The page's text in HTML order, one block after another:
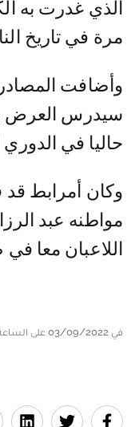
الذي غدرت به
مرة في تاريخ
وأضافت
سيدرس العرض
حاليا في الدوري
وكان أمرابط
مواطنه عبد
اللاعبان معا
في 03/09/2022 على الساعة 19:32